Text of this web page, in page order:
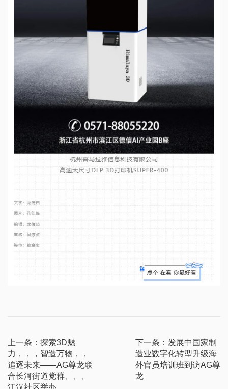
上一条：探索3D魅
力，，，智造万物，，
追逐未来——AG尊龙联
合长河街道党群、、、
下一条：发展中国家制
造业数字化转型升级海
外官员培训班到访AG尊
龙